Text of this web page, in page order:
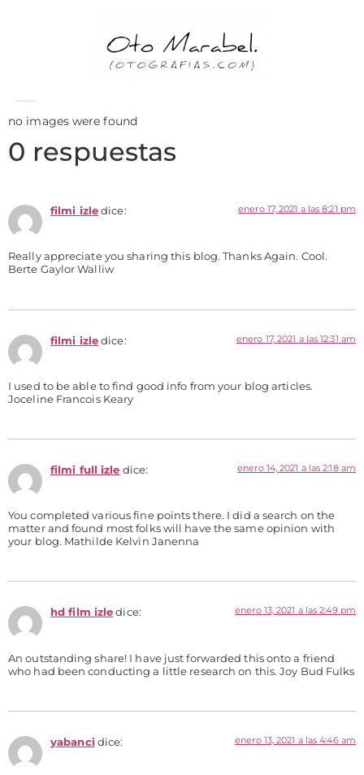
no images were found
0 respuestas
filmi izle dice: enero 17, 2021 a las 8:21 pm
Really appreciate you sharing this blog. Thanks Again. Cool.
Berte Gaylor Walliw
filmi izle dice: enero 17, 2021 a las 12:31 am
I used to be able to find good info from your blog articles.
Joceline Francois Keary
filmi full izle dice: enero 14, 2021 a las 2:18 am
You completed various fine points there. I did a search on the
matter and found most folks will have the same opinion with
your blog. Mathilde Kelvin Janenna
hd film izle dice: enero 13, 2021 a las 2:49 pm
An outstanding share! I have just forwarded this onto a friend
who had been conducting a little research on this. Joy Bud Fulks
yabanci dice: enero 13, 2021 a las 4:46 am